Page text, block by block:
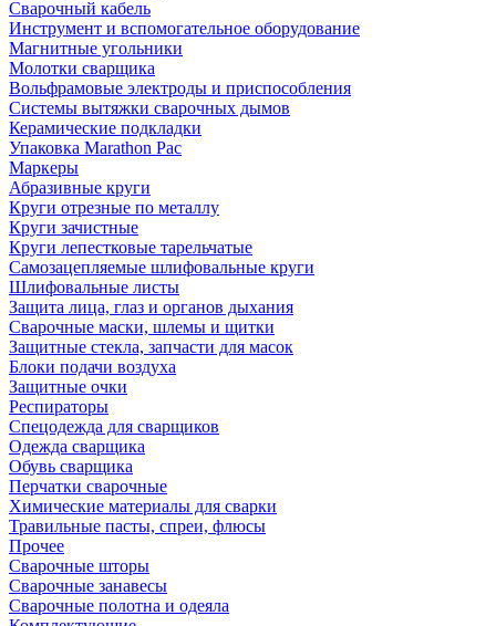
Сварочный кабель
Инструмент и вспомогательное оборудование
Магнитные угольники
Молотки сварщика
Вольфрамовые электроды и приспособления
Системы вытяжки сварочных дымов
Керамические подкладки
Упаковка Marathon Pac
Маркеры
Абразивные круги
Круги отрезные по металлу
Круги зачистные
Круги лепестковые тарельчатые
Самозацепляемые шлифовальные круги
Шлифовальные листы
Защита лица, глаз и органов дыхания
Сварочные маски, шлемы и щитки
Защитные стекла, запчасти для масок
Блоки подачи воздуха
Защитные очки
Респираторы
Спецодежда для сварщиков
Одежда сварщика
Обувь сварщика
Перчатки сварочные
Химические материалы для сварки
Травильные пасты, спреи, флюсы
Прочее
Сварочные шторы
Сварочные занавесы
Сварочные полотна и одеяла